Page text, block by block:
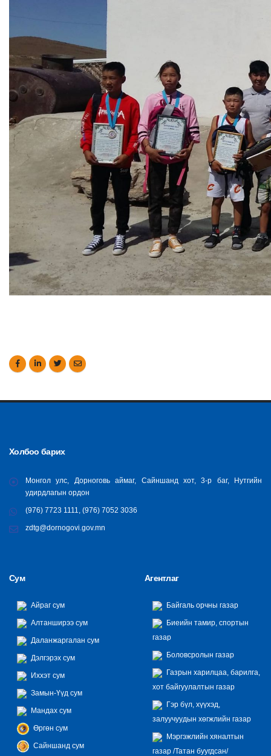
Холбоо барих
Монгол улс, Дорноговь аймаг, Сайншанд хот, 3-р баг, Нутгийн
удирдлагын ордон
(976) 7723 1111, (976) 7052 3036
zdtg@dornogovi.gov.mn
Сум
Айраг сум
Алтанширээ сум
Даланжаргалан сум
Дэлгэрэх сум
Иххэт сум
Замын-Үүд сум
Мандах сум
Өргөн сум
Сайншанд сум
Агентлаг
Байгаль орчны газар
Биеийн тамир, спортын
газар
Боловсролын газар
Газрын харилцаа, барилга,
хот байгуулалтын газар
Гэр бүл, хүүхэд,
залуучуудын хөгжлийн газар
Мэргэжлийн хяналтын
газар /Татан буугдсан/